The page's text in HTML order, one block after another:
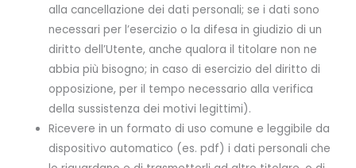
alla cancellazione dei dati personali; se i dati sono
necessari per l’esercizio o la difesa in giudizio di un
diritto dell’Utente, anche qualora il titolare non ne
abbia più bisogno; in caso di esercizio del diritto di
opposizione, per il tempo necessario alla verifica
della sussistenza dei motivi legittimi).
Ricevere in un formato di uso comune e leggibile da
dispositivo automatico (es. pdf) i dati personali che